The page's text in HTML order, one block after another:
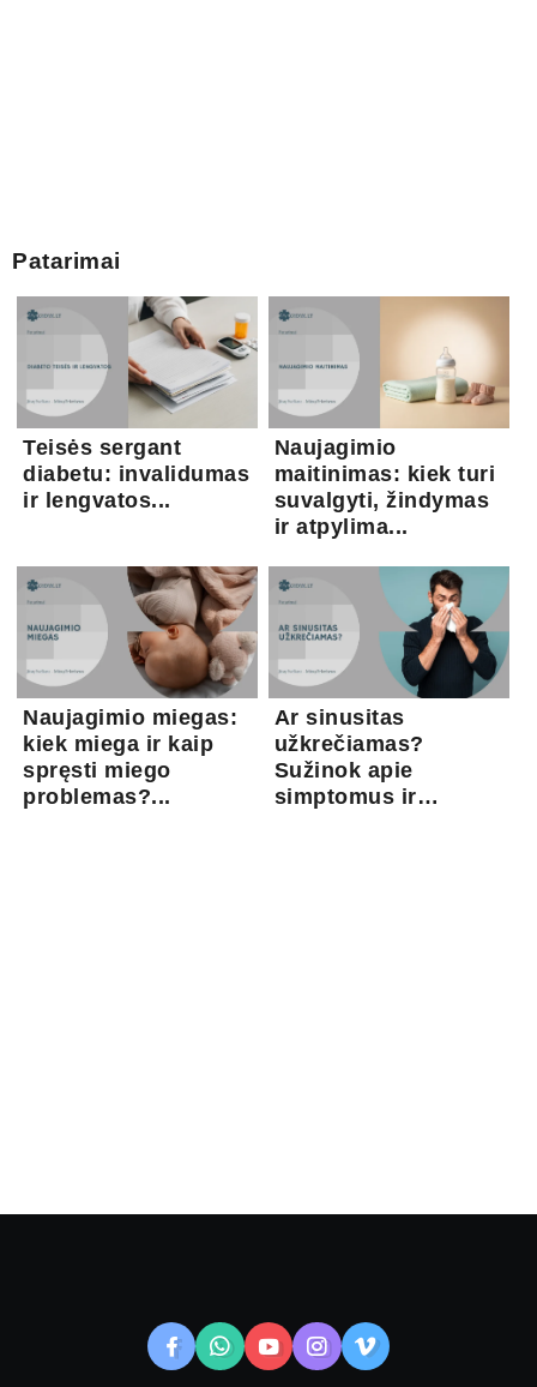
Patarimai
Teisės sergant
diabetu: invalidumas
ir lengvatos...
Naujagimio
maitinimas: kiek turi
suvalgyti, žindymas
ir atpylima...
Naujagimio miegas:
kiek miega ir kaip
spręsti miego
problemas?...
Ar sinusitas
užkrečiamas?
Sužinok apie
simptomus ir